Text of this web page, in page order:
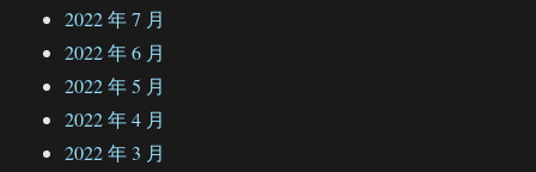
2022 年 7 月
2022 年 6 月
2022 年 5 月
2022 年 4 月
2022 年 3 月